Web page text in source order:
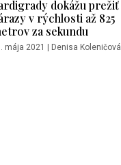
dokážu prežiť
v rýchlosti až 825
za sekundu
mája 2021 Denisa Koleničová